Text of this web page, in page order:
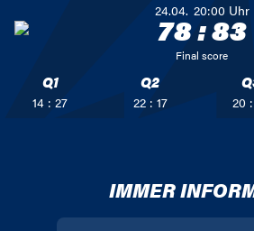
24.04. 20:00 Uhr
78:83
Final score
Q1
14 : 27
Q2
22 : 17 20
IMMER